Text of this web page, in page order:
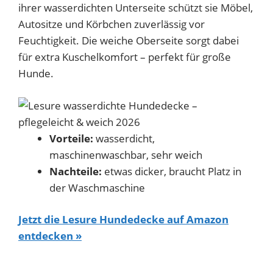
ihrer wasserdichten Unterseite schützt sie Möbel,
Autositze und Körbchen zuverlässig vor
Feuchtigkeit. Die weiche Oberseite sorgt dabei
für extra Kuschelkomfort – perfekt für große
Hunde.
Vorteile: wasserdicht,
maschinenwaschbar, sehr weich
Nachteile: etwas dicker, braucht Platz in
der Waschmaschine
Jetzt die Lesure Hundedecke auf Amazon
entdecken »